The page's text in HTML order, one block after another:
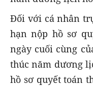
Đối với cá nhân
hạn nộp hồ sơ
ngày cuối cùng
thúc năm dương
hồ sơ quyết toán